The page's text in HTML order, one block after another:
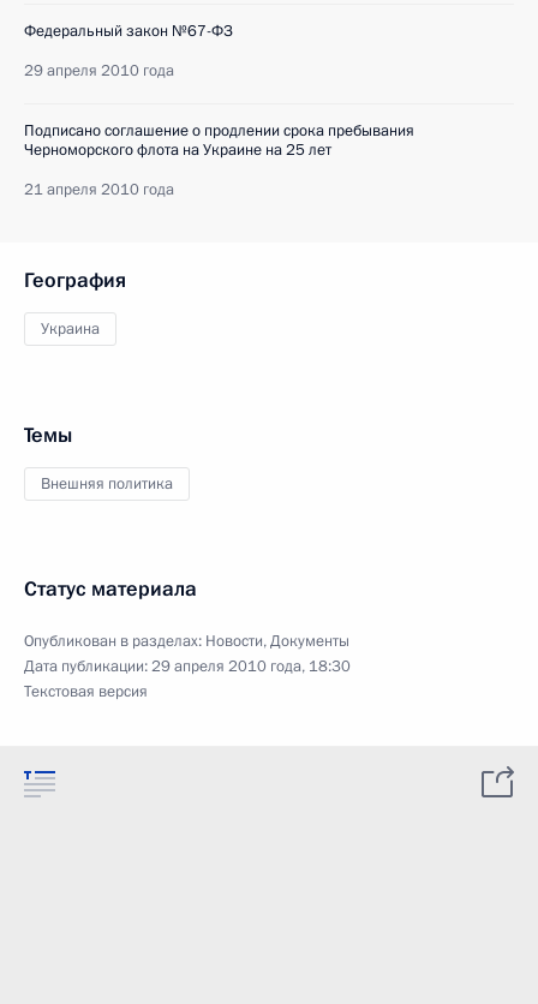
Федеральный закон №67-ФЗ
29 апреля 2010 года
Подписано соглашение о продлении срока пребывания
Черноморского флота на Украине на 25 лет
21 апреля 2010 года
География
Украина
Темы
Внешняя политика
Статус материала
Опубликован в разделах: Новости,Документы
Дата публикации:29 апреля 2010 года, 18:30
Текстовая версия